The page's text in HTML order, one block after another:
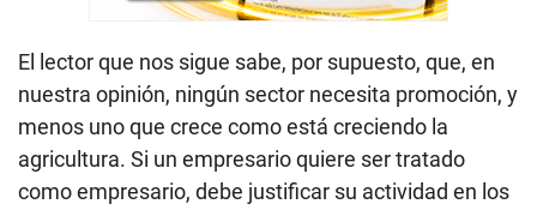
El lector que nos sigue sabe, por supuesto, que, en
nuestra opinión, ningún sector necesita promoción, y
menos uno que crece como está creciendo la
agricultura. Si un empresario quiere ser tratado
como empresario, debe justificar su actividad en los